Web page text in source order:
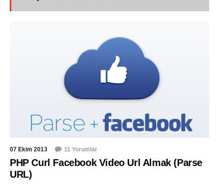
07 Ekim 2013 11 Yorumlar
PHP Curl Facebook Video Url Almak (Parse
URL)